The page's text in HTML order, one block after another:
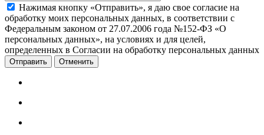
Нажимая кнопку «Отправить», я даю свое согласие на
обработку моих персональных данных, в соответствии с
Федеральным законом от 27.07.2006 года №152-ФЗ «О
персональных данных», на условиях и для целей,
определенных в Согласии на обработку персональных данных
Отменить